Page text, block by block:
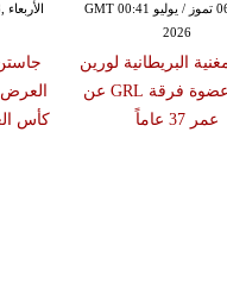
العرض
الإثنين ,06 تموز / يوليو GMT 00:41
2026
البريطانية لورين
بينيت عضوة فرقة GRL عن
عمر 37 عاماً